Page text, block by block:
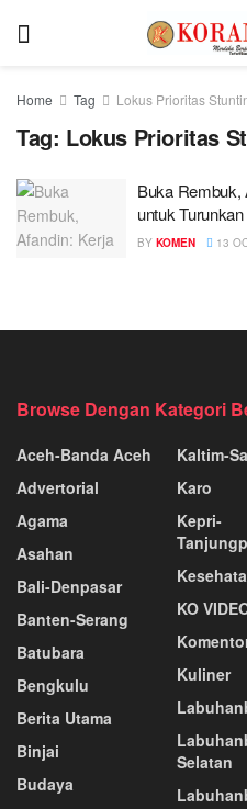
Home Tag Lokus Prioritas
Tag: Lokus Prioritas
Buka Rembuk,
untuk
BY KOMEN 13
Browse Dengan Kategori
Aceh-Banda Aceh
Advertorial
Agama
Asahan
Bali-Denpasar
Banten-Serang
Batubara
Bengkulu
Berita Utama
Binjai
Budaya
Kaltim-
Karo
Kepri-
KO
Kuliner
Selatan